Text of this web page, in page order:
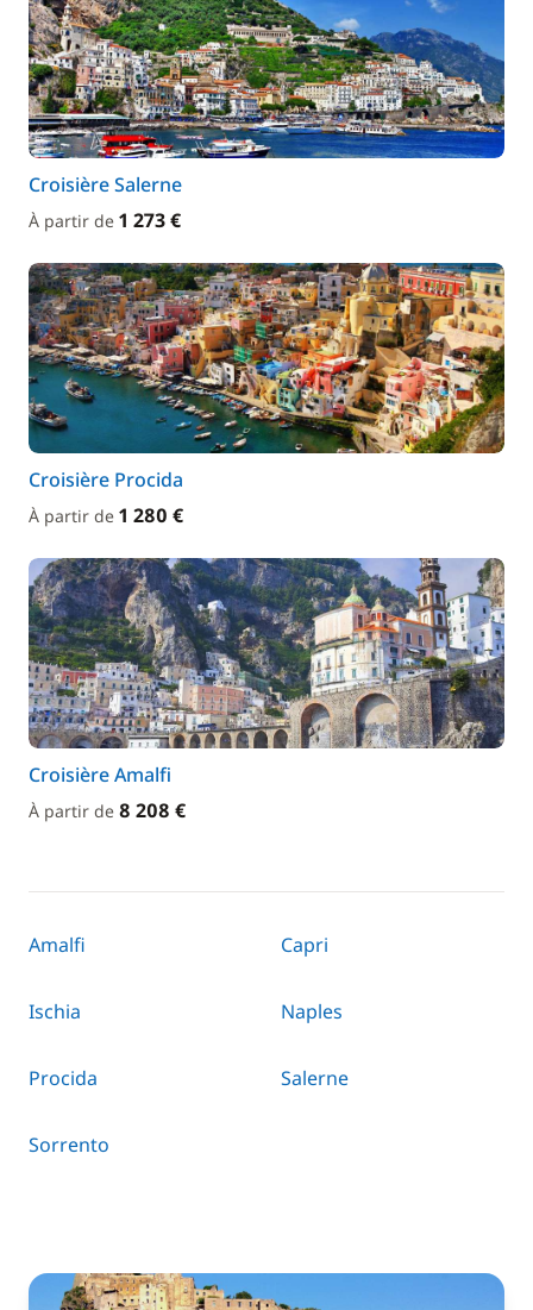
Croisière Salerne
À partir de 1 273 €
Croisière Procida
À partir de 1 280 €
Croisière Amalfi
À partir de 8 208 €
Amalfi Capri
Ischia Naples
Procida Salerne
Sorrento